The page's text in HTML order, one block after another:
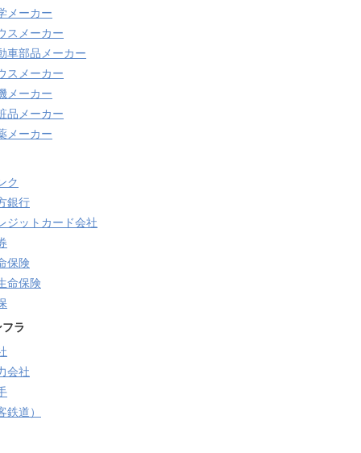
メーカー
スメーカー
車部品メーカー
スメーカー
メーカー
品メーカー
メーカー
ク
銀行
ジットカード会社
保険
命保険
ラ
会社
鉄道）